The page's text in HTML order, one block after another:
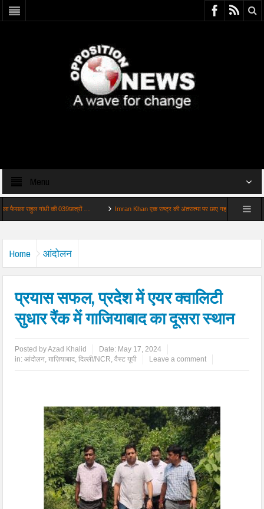
Menu
गांधी की 039छात्रों … Imran Khan एक राष्ट्र की अंतरात्मा पर छाए गहरे बादल MSME
Home आंदोलन
प्रयास सफल, प्रदेश में एयर क्वालिटी
सुधार रैंक में गाजियाबाद का दूसरा स्थान
Posted byAzad Khalid Date: May 17, 2024
in:आंदोलन,ग़ाज़ियाबाद,दिल्ली/NCR,वैस्ट यूपी Leave a comment